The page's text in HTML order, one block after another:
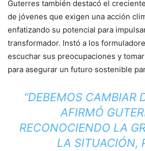
Guterres también destacó el
de jóvenes que exigen una acción
enfatizando su potencial para
transformador. Instó a los
escuchar sus preocupaciones y
para asegurar un futuro sostenible
“DEBEMOS CAMBIAR
AFIRMÓ
RECONOCIENDO LA
LA SITUACIÓN,